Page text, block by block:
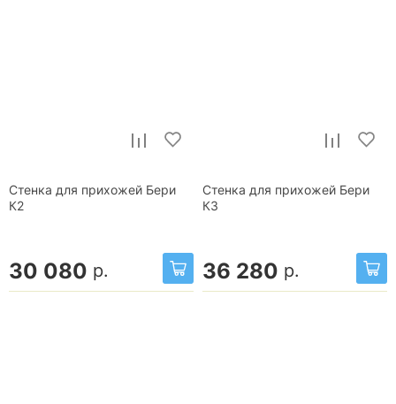
Стенка для прихожей Бери
К2
30 080 р.
Стенка для прихожей Бери
К3
36 280 р.